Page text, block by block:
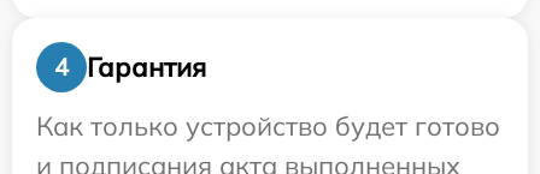
4
Гарантия
Как только устройство будет готово
и подписания акта выполненных